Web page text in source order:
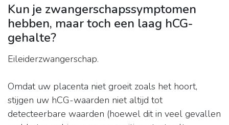
Kun je zwangerschapssymptomen
hebben, maar toch een laag hCG-
gehalte?
Eileiderzwangerschap.
Omdat uw placenta niet groeit zoals het hoort,
stijgen uw hCG-waarden niet altijd tot
detecteerbare waarden (hoewel dit in veel gevallen